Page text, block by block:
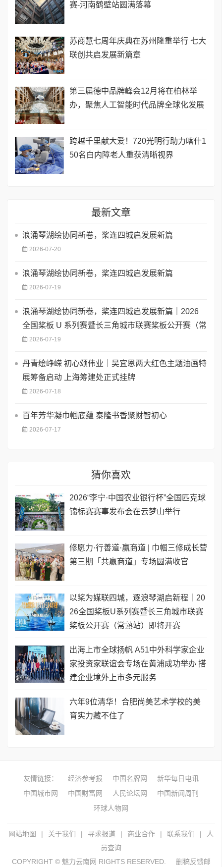
赛-河南鹤壁站圆满落幕
苏商慧七周年庆典在苏州隆重举行 七大
联创共启发展新篇章
第三届德中品牌峰会12月将在柏林举
办，聚焦人工智能时代品牌全球化发展
跨越千里献大爱！720光明行助力喀什1
50名白内障老人重获清晰视界
最新文章
浪涌琴湖绘协同新卷，桨连四城启发展新篇
2026-07-20
浪涌琴湖绘协同新卷，桨连四城启发展新篇
2026-07-19
浪涌琴湖绘协同新卷，桨连四城启发展新篇｜2026
全国桨板 U 系列赛暨长三角城市联赛桨板公开赛（常
2026-07-19
丹青绘峥嵘 初心颂伟业｜吴宜恩两大红色主题油画特
展筹备启动 上海筹建处正式挂牌
2026-07-18
百年芳华凝巾帼底蕴 泰隆书香聚财智初心
2026-07-17
猜你喜欢
2026“李宁·中国农业银行杯”全国匹克球
锦标赛赛事发布会在云梦山举行
修愿力·行善道·赢商道 | 巾帼三修成长营
第三期「共赢商道」专场圆满收官
以桨为媒联四城，逐浪琴湖启新程｜20
26全国桨板U系列赛暨长三角城市联赛
桨板公开赛（常熟站）即将开赛
出海上市全球扬帆 A51中外科学家企业
家投资家联谊会专场在黄浦成功举办 搭
建企业境外上市多元服务
六年9位清华！合肥尚美艺术学校的美
育实力藏不住了
友情链接： 经济参考报 中国名牌网
新华每日电讯
中国城市网
中国财富网 人民论坛网
中国新闻周刊
环球人物网
网站地图 | 关于我们 | 寻求报道 | 商业合作 | 联系我们 |
人
员查询
COPYRIGHT © 魅力云南网 RIGHTS RESERVED.
删稿反馈邮